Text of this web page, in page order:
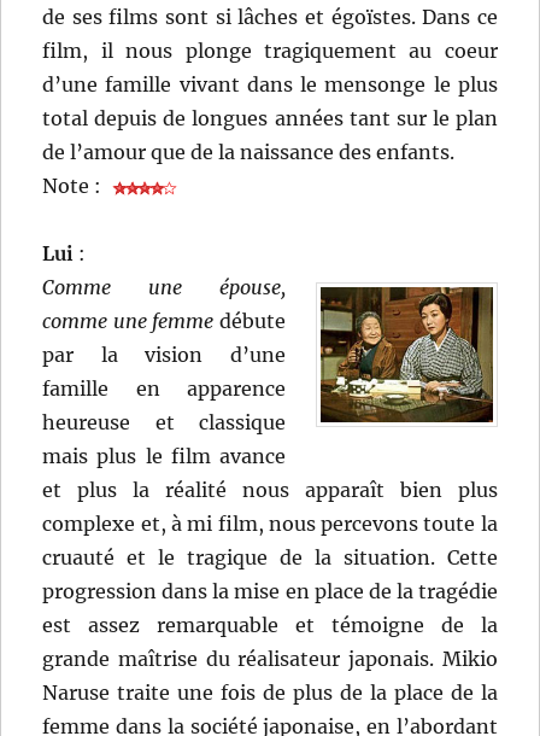
de ses films sont si lâches et égoïstes. Dans ce
film, il nous plonge tragiquement au coeur
d’une famille vivant dans le mensonge le plus
total depuis de longues années tant sur le plan
de l’amour que de la naissance des enfants.
Note :
Lui :
Comme une épouse,
comme une femme débute
par la vision d’une
famille en apparence
heureuse et classique
mais plus le film avance
et plus la réalité nous apparaît bien plus
complexe et, à mi film, nous percevons toute la
cruauté et le tragique de la situation. Cette
progression dans la mise en place de la tragédie
est assez remarquable et témoigne de la
grande maîtrise du réalisateur japonais. Mikio
Naruse traite une fois de plus de la place de la
femme dans la société japonaise, en l’abordant